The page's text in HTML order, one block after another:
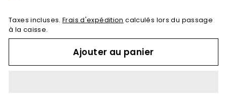
Taxes incluses. Frais d'expédition calculés lors du passage
à la caisse.
Ajouter au panier